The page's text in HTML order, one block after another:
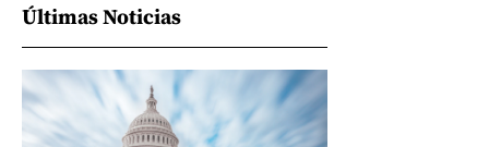
Últimas Noticias